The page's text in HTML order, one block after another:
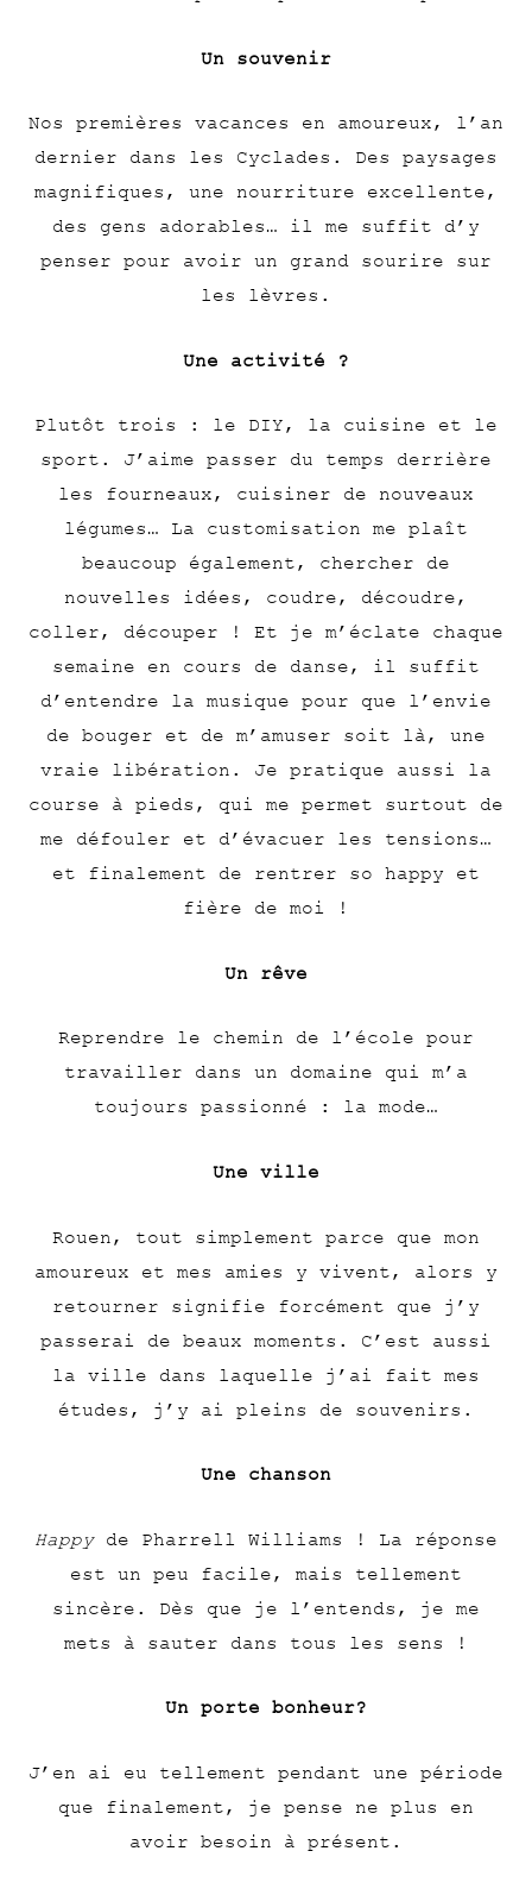
Un souvenir
Nos premières vacances en amoureux, l’an
dernier dans les Cyclades. Des paysages
magnifiques, une nourriture excellente,
des gens adorables… il me suffit d’y
penser pour avoir un grand sourire sur
les lèvres.
Une activité ?
Plutôt trois : le DIY, la cuisine et le
sport. J’aime passer du temps derrière
les fourneaux, cuisiner de nouveaux
légumes… La customisation me plaît
beaucoup également, chercher de
nouvelles idées, coudre, découdre,
coller, découper ! Et je m’éclate chaque
semaine en cours de danse, il suffit
d’entendre la musique pour que l’envie
de bouger et de m’amuser soit là, une
vraie libération. Je pratique aussi la
course à pieds, qui me permet surtout de
me défouler et d’évacuer les tensions…
et finalement de rentrer so happy et
fière de moi !
Un rêve
Reprendre le chemin de l’école pour
travailler dans un domaine qui m’a
toujours passionné : la mode…
Une ville
Rouen, tout simplement parce que mon
amoureux et mes amies y vivent, alors y
retourner signifie forcément que j’y
passerai de beaux moments. C’est aussi
la ville dans laquelle j’ai fait mes
études, j’y ai pleins de souvenirs.
Une chanson
Happyde Pharrell Williams ! La réponse
est un peu facile, mais tellement
sincère. Dès que je l’entends, je me
mets à sauter dans tous les sens !
Un porte bonheur?
J’en ai eu tellement pendant une période
que finalement, je pense ne plus en
avoir besoin à présent.